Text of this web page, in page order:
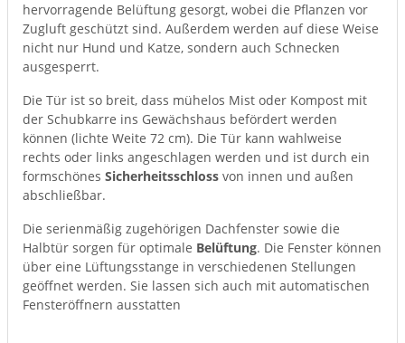
hervorragende Belüftung gesorgt, wobei die Pflanzen vor
Zugluft geschützt sind. Außerdem werden auf diese Weise
nicht nur Hund und Katze, sondern auch Schnecken
ausgesperrt.
Die Tür ist so breit, dass mühelos Mist oder Kompost mit
der Schubkarre ins Gewächshaus befördert werden
können (lichte Weite 72 cm). Die Tür kann wahlweise
rechts oder links angeschlagen werden und ist durch ein
formschönes Sicherheitsschloss von innen und außen
abschließbar.
Die serienmäßig zugehörigen Dachfenster sowie die
Halbtür sorgen für optimale Belüftung. Die Fenster können
über eine Lüftungsstange in verschiedenen Stellungen
geöffnet werden. Sie lassen sich auch mit automatischen
Fensteröffnern ausstatten